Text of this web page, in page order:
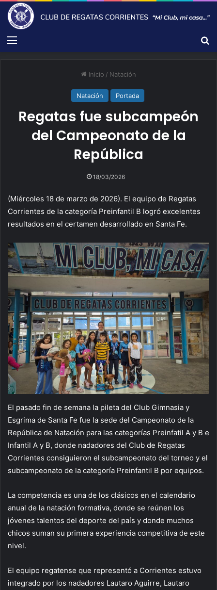
Menú
Inicio / Natación
Natación Portada
Regatas fue subcampeón
del Campeonato de la
República
18/03/2026
(Miércoles 18 de marzo de 2026). El equipo de Regatas
Corrientes de la categoría Preinfantil B logró excelentes
resultados en el certamen desarrollado en Santa Fe.
El pasado fin de semana la pileta del Club Gimnasia y
Esgrima de Santa Fe fue la sede del Campeonato de la
República de Natación para las categorías Preinfatil A y B e
Infantil A y B, donde nadadores del Club de Regatas
Corrientes consiguieron el subcampeonato del torneo y el
subcampeonato de la categoría Preinfantil B por equipos.
La competencia es una de los clásicos en el calendario
anual de la natación formativa, donde se reúnen los
jóvenes talentos del deporte del país y donde muchos
chicos suman su primera experiencia competitiva de este
nivel.
El equipo regatense que representó a Corrientes estuvo
integrado por los nadadores Lautaro Aguirre, Lautaro